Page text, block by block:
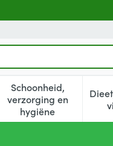
Schoonheid,
verzorging en
hygiëne
Toon submenu